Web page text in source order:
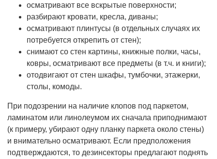
осматривают все вскрытые поверхности;
разбирают кровати, кресла, диваны;
осматривают плинтусы (в отдельных случаях их
потребуется открепить от стен);
снимают со стен картины, книжные полки, часы,
ковры, осматривают все предметы (в т.ч. и книги);
отодвигают от стен шкафы, тумбочки, этажерки,
столы, комоды.
При подозрении на наличие клопов под паркетом,
ламинатом или линолеумом их сначала приподнимают
(к примеру, убирают одну планку паркета около стены)
и внимательно осматривают. Если предположения
подтверждаются, то дезинсекторы предлагают поднять